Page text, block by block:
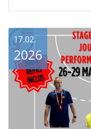
17.02.
2026